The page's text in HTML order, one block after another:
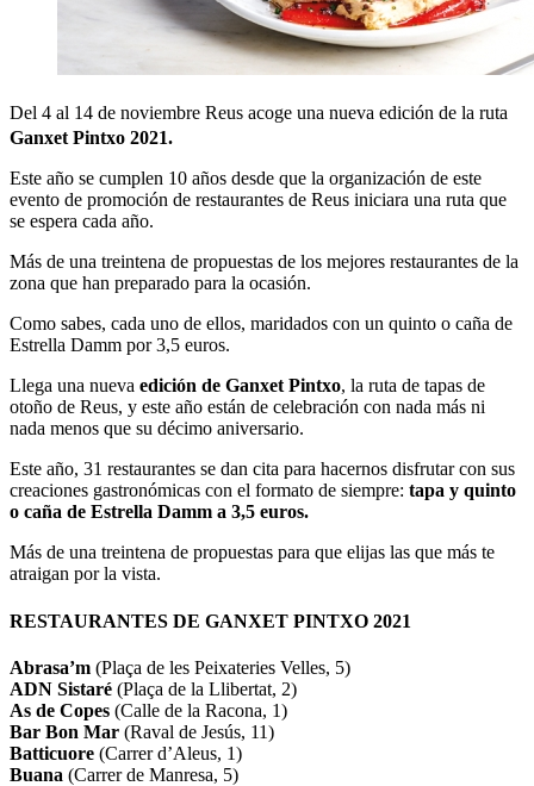
Del 4 al 14 de noviembre Reus acoge una nueva edición de la ruta
Ganxet Pintxo 2021.
Este año se cumplen 10 años desde que la organización de este
evento de promoción de restaurantes de Reus iniciara una ruta que
se espera cada año.
Más de una treintena de propuestas de los mejores restaurantes de la
zona que han preparado para la ocasión.
Como sabes, cada uno de ellos, maridados con un quinto o caña de
Estrella Damm por 3,5 euros.
Llega una nueva edición de Ganxet Pintxo, la ruta de tapas de
otoño de Reus, y este año están de celebración con nada más ni
nada menos que su décimo aniversario.
Este año, 31 restaurantes se dan cita para hacernos disfrutar con sus
creaciones gastronómicas con el formato de siempre: tapa y quinto
o caña de Estrella Damm a 3,5 euros.
Más de una treintena de propuestas para que elijas las que más te
atraigan por la vista.
RESTAURANTES DE GANXET PINTXO 2021
Abrasa’m (Plaça de les Peixateries Velles, 5)
ADN Sistaré (Plaça de la Llibertat, 2)
As de Copes (Calle de la Racona, 1)
Bar Bon Mar (Raval de Jesús, 11)
Batticuore (Carrer d’Aleus, 1)
Buana (Carrer de Manresa, 5)